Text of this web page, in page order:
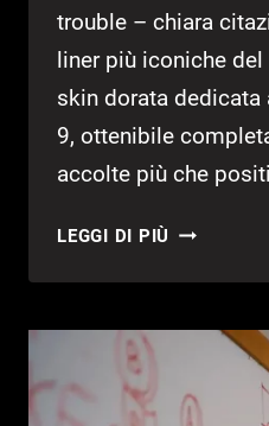
trouble – chiara
liner più iconiche
skin dorata dedicata
9, ottenibile
accolte più che
LEGGI DI PIÙ ROBOCOP:
GAME